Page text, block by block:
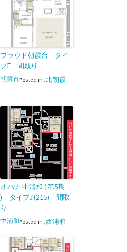
プラウド朝霞台 タイ
プF 間取り
Posted in
朝霞台 北朝霞
オハナ 中浦和 ( 第5期
) タイプJ'(215) 間取
り
Posted in
中浦和 西浦和